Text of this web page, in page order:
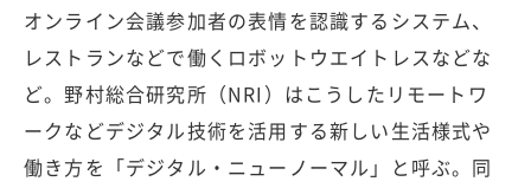
オンライン会議参加者の表情を認識するシステム、
レストランなどで働くロボットウエイトレスなどな
ど。野村総合研究所（NRI）はこうしたリモートワ
ークなどデジタル技術を活用する新しい生活様式や
働き方を「デジタル・ニューノーマル」と呼ぶ。同